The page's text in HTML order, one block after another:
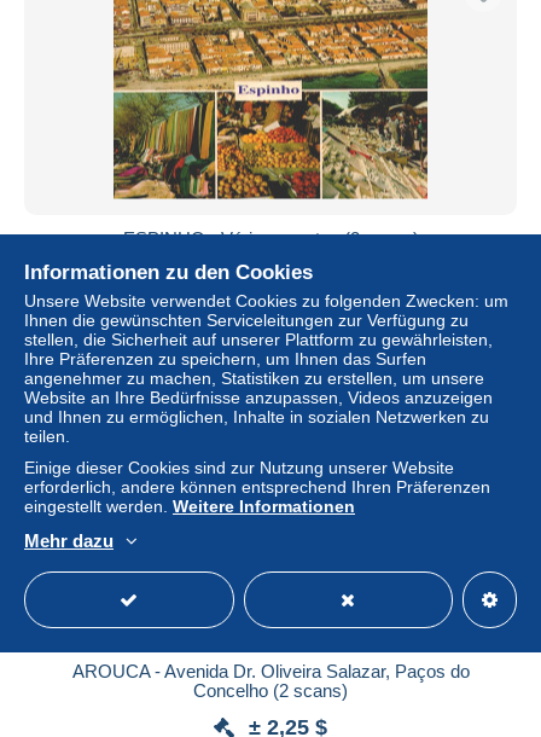
ESPINHO - Vários aspetos (2 scans)
± 2,25 $
Status Privatperson
AROUCA - Avenida Dr. Oliveira Salazar, Paços do
Concelho (2 scans)
± 2,25 $
Informationen zu den Cookies
Unsere Website verwendet Cookies zu folgenden Zwecken: um
Ihnen die gewünschten Serviceleitungen zur Verfügung zu
stellen, die Sicherheit auf unserer Plattform zu gewährleisten,
Ihre Präferenzen zu speichern, um Ihnen das Surfen
angenehmer zu machen, Statistiken zu erstellen, um unsere
Website an Ihre Bedürfnisse anzupassen, Videos anzuzeigen
und Ihnen zu ermöglichen, Inhalte in sozialen Netzwerken zu
teilen.
Einige dieser Cookies sind zur Nutzung unserer Website
erforderlich, andere können entsprechend Ihren Präferenzen
eingestellt werden. Weitere Informationen
Mehr dazu